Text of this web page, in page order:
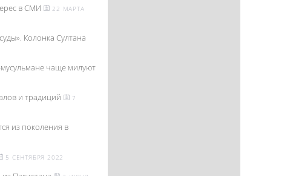
в СМИ
22 МАРТА
Колонка Султана
чаще милуют
и традиций
7
из поколения в
5 СЕНТЯБРЯ 2022